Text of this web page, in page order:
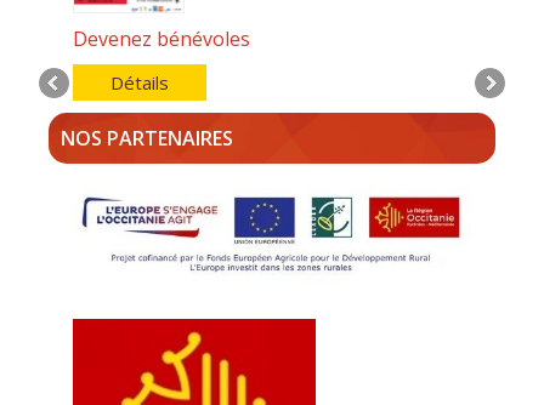
Devenez bénévoles
Détails
NOS PARTENAIRES